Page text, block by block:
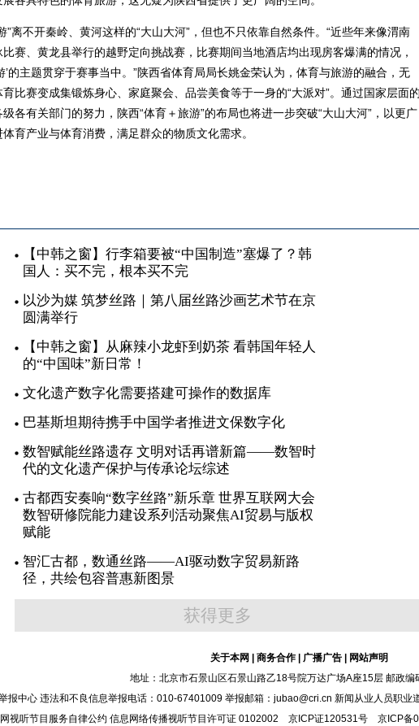
不开秦岭、黄河这样的“大山大河”，但也不只依靠自然条件。“近些年来像渭南
赛、黄龙县举行的越野定向挑战赛，比赛期间当地酒店均出现房客爆满的情况，
’的主题贯穿于赛事当中。”陕西省体育局局长姚金荣认为，体育与旅游的融合，无
比赛变成集锻炼身心、家庭聚会、品尝美食等于一身的“大派对”。通过国家层面的
各有关部门的努力，陕西“体育＋旅游”的布局也将进一步突破“大山大河”，以更广
育产业与体育消费，满足群众的物质文化需求。
【中韩之窗】行李箱要被“中国制造”塞爆了？韩
国人：买不完，根本买不完
以沙为媒 筑梦丝路｜第八届丝路沙画艺术节在京
圆满举行
【中韩之窗】从麻辣小龙虾到奶茶 看韩国年轻人
的“中国味”新日常！
文化遗产数字化需要搭建可操作的数据库
巴基斯坦期待携手中国学者推进文保数字化
数智赋能丝路遗存 文明对话再谱新篇——数智时
代的文化遗产保护与传承论坛综述
古都西安奏响“数字丝路”新乐章 世界互联网大会
数智研修院能力建设系列活动聚焦AI贸易与版权
赋能
智汇古都，数通丝路——AI驱动数字贸易新路
径，共绘包容普惠新图景
获得更多
关于本网 商务合作| 广播广告|
网站声明
地址：北京市石景山区石景山路乙18号院万达广场A座15层 邮政编
报中心违法和不良信息举报电话：010-67401009 举报邮箱：jubao@cri.cn 新闻从业人员职
视听节目服务自律公约 信息网络传播视听节目许可证 0102002 京ICP证120531号 京ICP备